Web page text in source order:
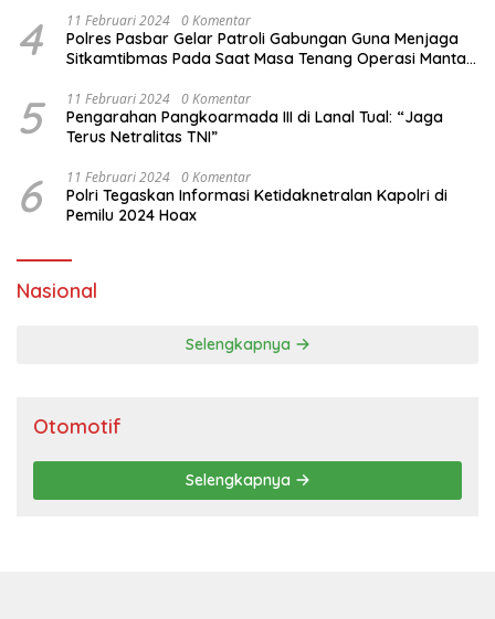
4 11 Februari 2024 0 Komentar
Polres Pasbar Gelar Patroli Gabungan Guna Menjaga
Sitkamtibmas Pada Saat Masa Tenang Operasi Mantap
5 11 Februari 2024 0 Komentar
Pengarahan Pangkoarmada III di Lanal Tual: “Jaga
Terus Netralitas TNI”
6 11 Februari 2024 0 Komentar
Polri Tegaskan Informasi Ketidaknetralan Kapolri di
Pemilu 2024 Hoax
Nasional
Selengkapnya
Otomotif
Selengkapnya